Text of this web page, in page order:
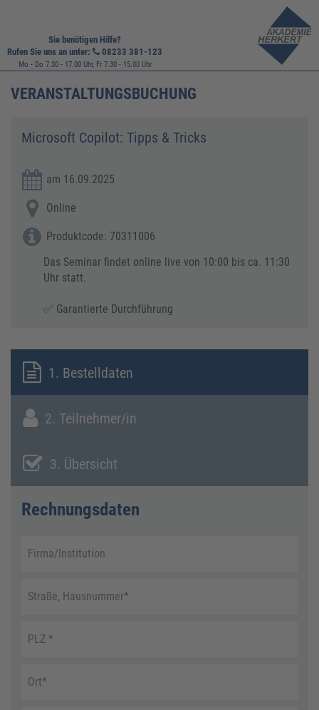
Sie benötigen Hilfe?
Rufen Sie uns an unter:
08233 381-123
Mo - Do 7.30 - 17.00 Uhr, Fr 7.30 - 15.00 Uhr
VERANSTALTUNGSBUCHUNG
Microsoft Copilot: Tipps & Tricks
am 16.09.2025
Online
Produktcode: 70311006
Das Seminar findet online live von 10:00 bis ca. 11:30
Uhr statt.
✅ Garantierte Durchführung
1. Bestelldaten
2. Teilnehmer/in
3. Übersicht
Rechnungsdaten
Firma/Institution
Straße, Hausnummer*
PLZ *
Ort*